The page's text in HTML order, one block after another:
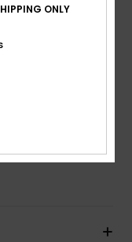
ONLY